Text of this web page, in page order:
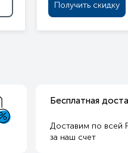
Получить скидку
Бесплатная
Доставим по всей
за наш счет